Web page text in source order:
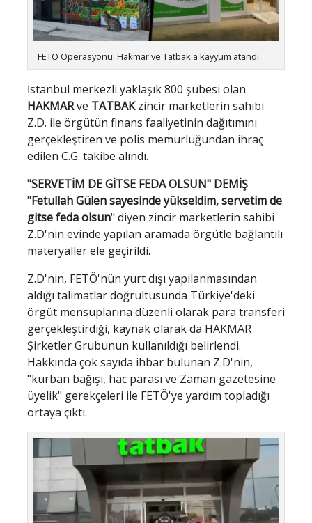
FETÖ Operasyonu: Hakmar ve Tatbak'a kayyum atandı.
İstanbul merkezli yaklaşık 800 şubesi olan
HAKMARve TATBAKzincir marketlerin sahibi
Z.D. ile örgütün finans faaliyetinin dağıtımını
gerçekleştiren ve polis memurluğundan ihraç
edilen C.G. takibe alındı.
"SERVETİM DE GİTSE FEDA OLSUN" DEMİŞ
"Fetullah Gülen sayesinde yükseldim, servetim de
gitse feda olsun" diyen zincir marketlerin sahibi
Z.D'nin evinde yapılan aramada örgütle bağlantılı
materyaller ele geçirildi.
Z.D'nin, FETÖ'nün yurt dışı yapılanmasından
aldığı talimatlar doğrultusunda Türkiye'deki
örgüt mensuplarına düzenli olarak para transferi
gerçekleştirdiği, kaynak olarak da HAKMAR
Şirketler Grubunun kullanıldığı belirlendi.
Hakkında çok sayıda ihbar bulunan Z.D'nin,
"kurban bağışı, hac parası ve Zaman gazetesine
üyelik" gerekçeleri ile FETÖ'ye yardım topladığı
ortaya çıktı.